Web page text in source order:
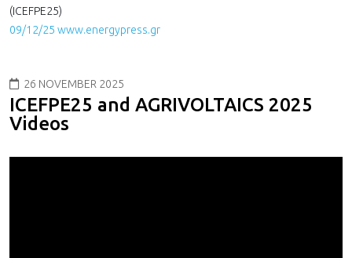
(ICEFPE25)
09/12/25 www.energypress.gr
26 NOVEMBER 2025
ICEFPE25 and AGRIVOLTAICS 2025
Videos